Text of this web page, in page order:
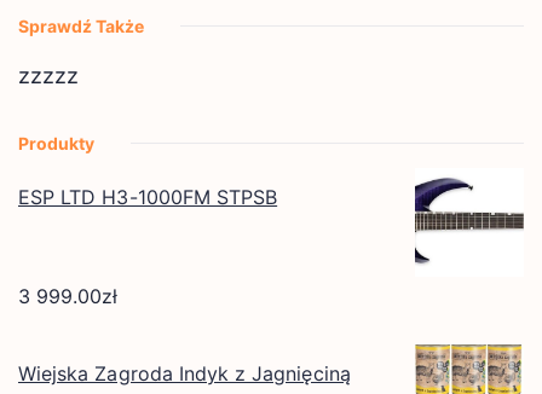
Sprawdź Także
zzzzz
Produkty
ESP LTD H3-1000FM STPSB
3 999.00zł
Wiejska Zagroda Indyk z Jagnięciną